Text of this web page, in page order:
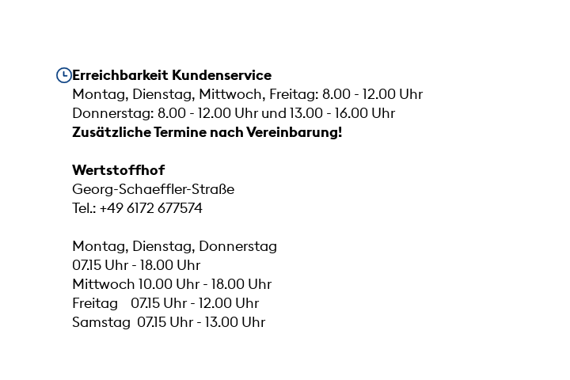
Unsere Öffnungszeiten
Erreichbarkeit Kundenservice
Montag, Dienstag, Mittwoch, Freitag: 8.00 - 12.00 Uhr
Donnerstag: 8.00 - 12.00 Uhr und 13.00 - 16.00 Uhr
Zusätzliche Termine nach Vereinbarung!
Wertstoffhof
Georg-Schaeffler-Straße
Tel.: +49 6172 677574
Montag, Dienstag, Donnerstag
07.15 Uhr - 18.00 Uhr
Mittwoch 10.00 Uhr - 18.00 Uhr
Freitag 07.15 Uhr - 12.00 Uhr
Samstag 07.15 Uhr - 13.00 Uhr